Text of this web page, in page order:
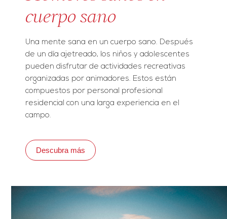
cuerpo sano
Una mente sana en un cuerpo sano. Después
de un día ajetreado, los niños y adolescentes
pueden disfrutar de actividades recreativas
organizadas por animadores. Estos están
compuestos por personal profesional
residencial con una larga experiencia en el
campo.
Descubra más